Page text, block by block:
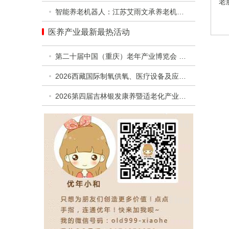
智能养老机器人：江苏艾雨文承养老机器人有限公司
医养产业最新最热活动
第二十届中国（重庆）老年产业博览会 暨第二届西部银发经济高质量发展合作交流活动
2026西藏国际制氧供氧、医疗设备及应急救援设备展览会
2026第四届吉林银发康养暨适老化产业博览会